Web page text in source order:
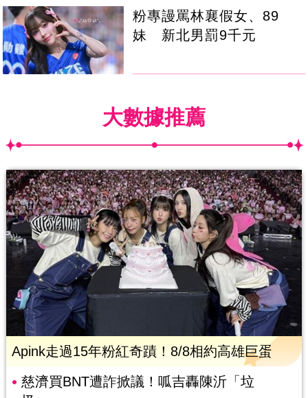
粉專謾罵林襄假女、89
妹 新北男罰9千元
大數據推薦
Apink走過15年粉紅奇蹟！8/8相約高雄巨蛋
慈濟買BNT遭詐掀議！呱吉轟陳沂「垃